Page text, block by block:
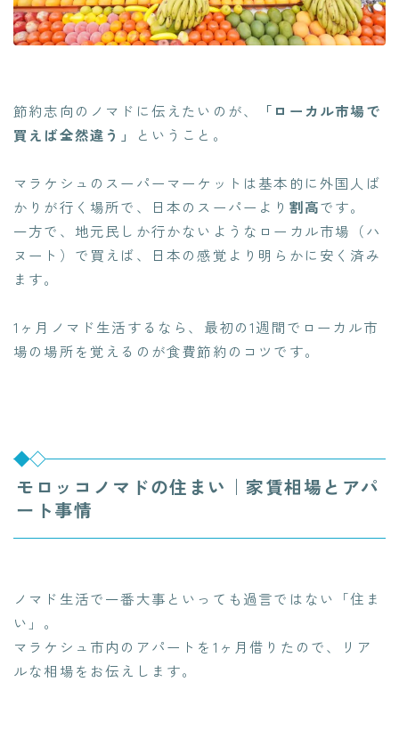
節約志向のノマドに伝えたいのが、
「ローカル市場で
買えば全然違う」
ということ。
マラケシュのスーパーマーケットは基本的に外国人ば
かりが行く場所で、日本のスーパーより 割高です。
一方で、地元民しか行かないようなローカル市場（ハ
ヌート）で買えば、日本の感覚より明らかに安く済み
ます。
1ヶ月ノマド生活するなら、最初の1週間でローカル市
場の場所を覚えるのが食費節約のコツです。
モロッコノマドの住まい｜家賃相場とアパ
ート事情
ノマド生活で一番大事といっても過言ではない「住ま
い」。
マラケシュ市内のアパートを1ヶ月借りたので、リア
ルな相場をお伝えします。